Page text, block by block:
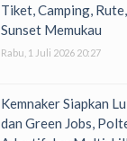
Tiket, Camping,
Sunset Memukau
Rabu, 1 Juli 2026 20:27
Kemnaker Siapkan
dan Green Jobs,